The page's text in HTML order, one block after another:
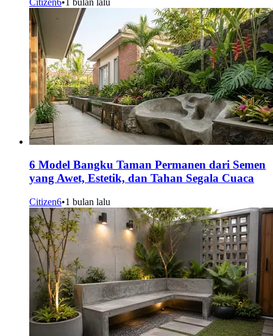
6 Model Bangku Taman Permanen dari Semen
yang Awet, Estetik, dan Tahan Segala Cuaca
Citizen6•1 bulan lalu